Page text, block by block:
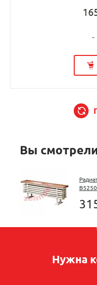
-
Вы
Нужна